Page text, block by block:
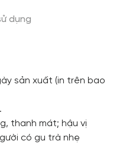
dụng
sản xuất (in trên bao
thanh mát; hậu vị
có gu trà nhẹ